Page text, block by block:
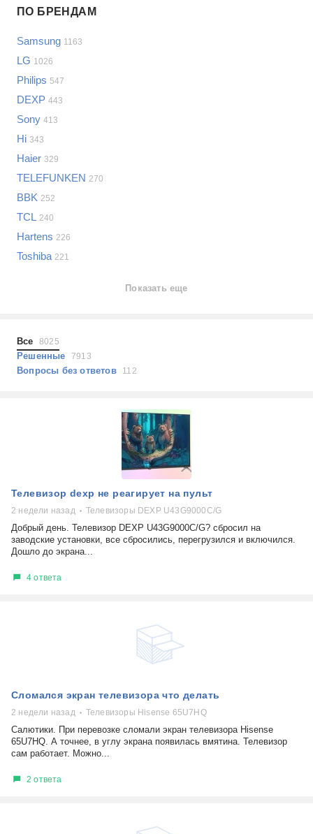
Samsung
LG
Sony
Bosch
Asus
Lenovo
Indesit
JBL
Показать еще
Проблемы по категориям
Сотовые телефоны
Планшеты
Наушники
Выберите...
не включается
самопроизвольное выключение
возможность ремонта
самостоятельный ремонт
выдает ошибку
плохо работает
решение проблемы
ПО БРЕНДАМ
Samsung 1163
LG 1026
Philips 547
DEXP 443
Sony 413
Hi 343
Haier 329
TELEFUNKEN 270
BBK 252
TCL 240
Hartens 226
Toshiba 221
Показать еще
Все 8025
Решенные 7913
Вопросы без ответов 112
Телевизор dexp не реагирует на пульт
2 недели назад Телевизоры DEXP U43G9000C/G
Добрый день. Телевизор DEXP U43G9000C/G? сбросил на
заводские установки, все сбросились, перегрузился и включился.
Дошло до экрана...
4 ответа
Сломался экран телевизора что делать
2 недели назад Телевизоры Hisense 65U7HQ
Салютики. При перевозке сломали экран телевизора Hisense
65U7HQ. А точнее, в углу экрана появилась вмятина. Телевизор
сам работает. Можно...
2 ответа